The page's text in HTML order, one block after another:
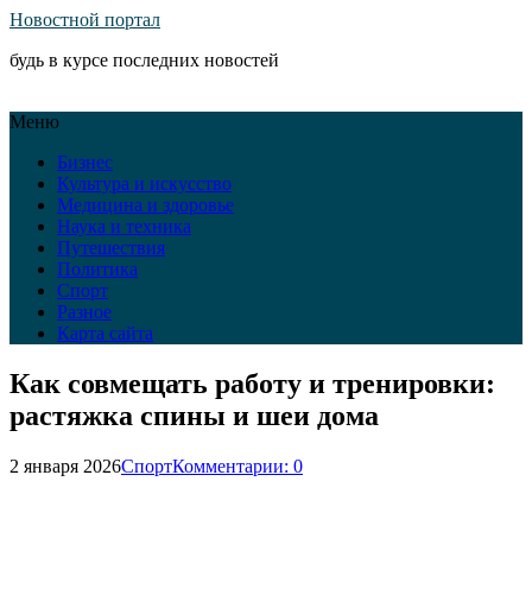
Новостной портал
будь в курсе последних новостей
Меню
Бизнес
Культура и искусство
Медицина и здоровье
Наука и техника
Путешествия
Политика
Спорт
Разное
Карта сайта
Как совмещать работу и тренировки:
растяжка спины и шеи дома
2 января 2026СпортКомментарии: 0